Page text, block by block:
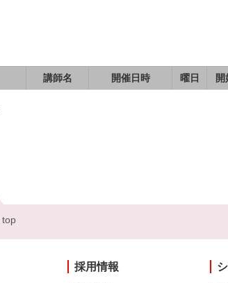
講師名 開催日時 曜日 開
top
採用情報